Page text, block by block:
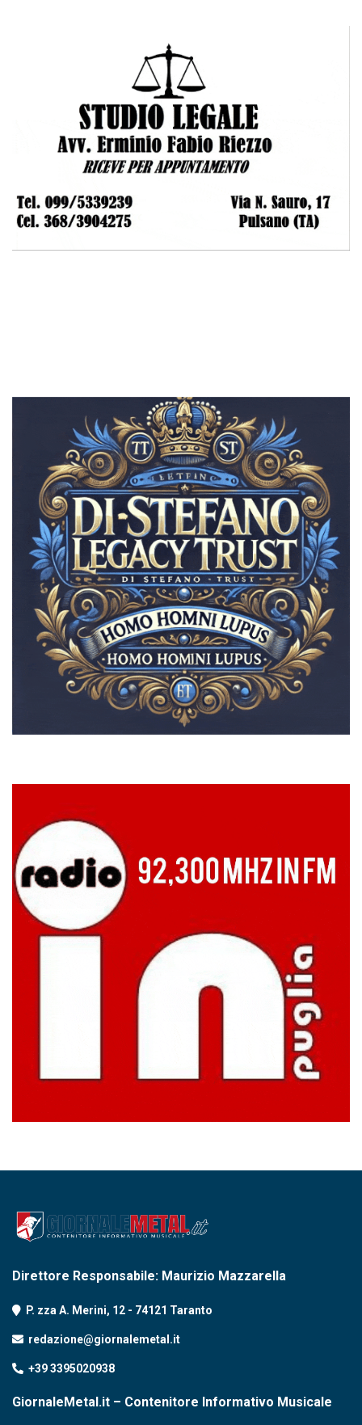
Direttore Responsabile: Maurizio Mazzarella
P. zza A. Merini, 12 - 74121 Taranto
redazione@giornalemetal.it
+39 3395020938
GiornaleMetal.it – Contenitore Informativo Musicale